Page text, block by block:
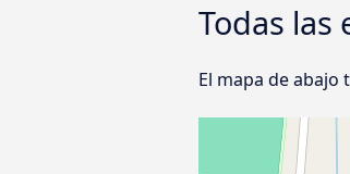
Todas las
El mapa de